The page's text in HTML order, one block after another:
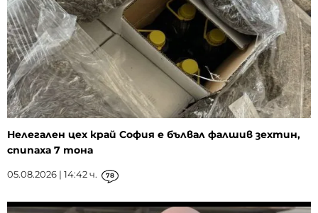
Нелегален цех край София е бълвал фалшив зехтин,
спипаха 7 тона
05.08.2026 | 14:42 ч. 78